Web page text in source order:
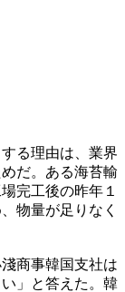
る理由は、業界
だ。ある海苔輸
完工後の昨年１
物量が足りなく
商事韓国支社は
」と答えた。韓